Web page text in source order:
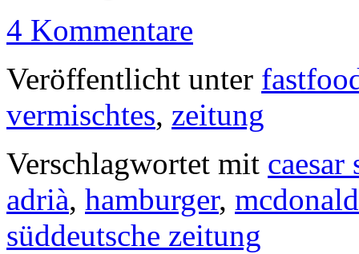
4 Kommentare
Veröffentlicht unter
vermischtes, zeitung
Verschlagwortet mit caesar
adrià, hamburger,
süddeutsche zeitung